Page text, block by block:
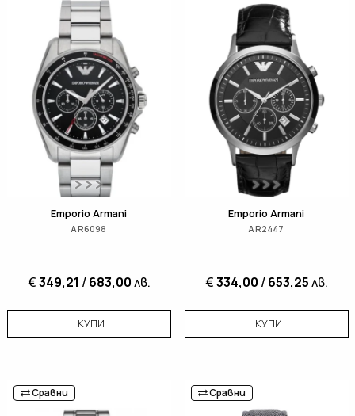
Emporio Armani
AR6098
€349,21 /683,00лв.
КУПИ
Emporio Armani
AR2447
€334,00 /653,25лв.
КУПИ
Сравни Сравни